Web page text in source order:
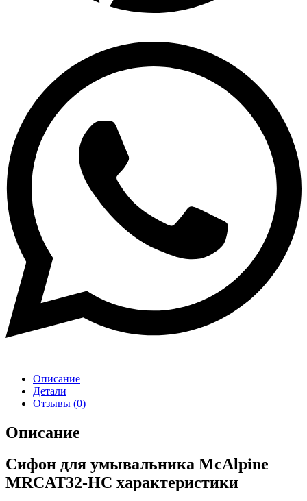
Описание
Детали
Отзывы (0)
Описание
Сифон для умывальника McAlpine
MRCAT32-HC характеристики